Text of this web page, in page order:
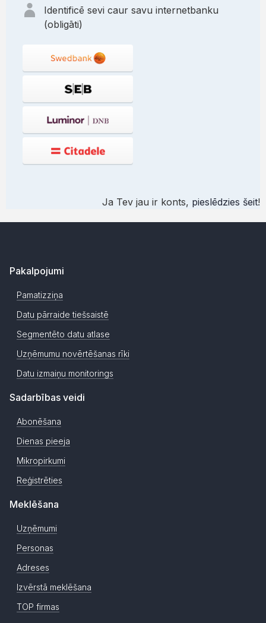
Identificē sevi caur savu internetbanku
(obligāti)
Ja Tev jau ir konts, pieslēdzies šeit!
Pakalpojumi
Pamatizziņa
Datu pārraide tiešsaistē
Segmentēto datu atlase
Uzņēmumu novērtēšanas rīki
Datu izmaiņu monitorings
Sadarbības veidi
Abonēšana
Dienas pieeja
Mikropirkumi
Reģistrēties
Meklēšana
Uzņēmumi
Personas
Adreses
Izvērstā meklēšana
TOP firmas